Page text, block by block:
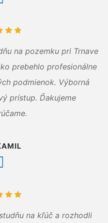
na pozemku pri Trnave
prebehlo profesionálne
podmienok. Výborná
prístup. Ďakujeme
na kľúč a rozhodli